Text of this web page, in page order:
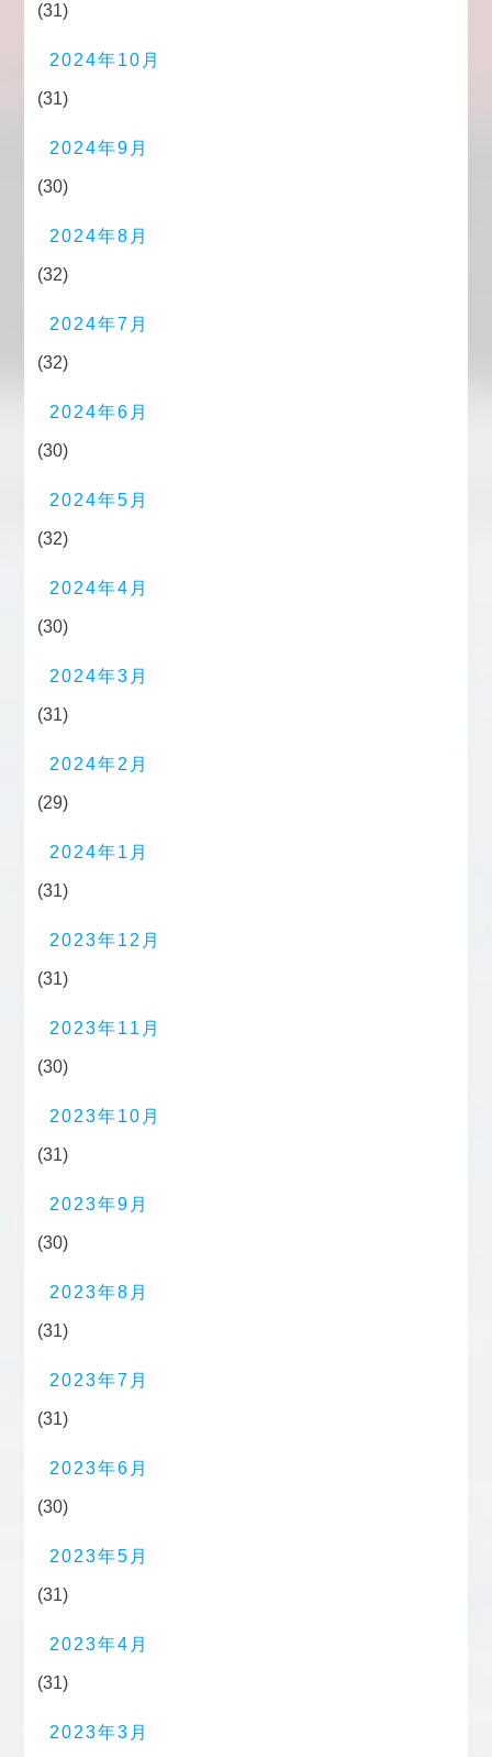
(31)
2024年10月
(31)
2024年9月
(30)
2024年8月
(32)
2024年7月
(32)
2024年6月
(30)
2024年5月
(32)
2024年4月
(30)
2024年3月
(31)
2024年2月
(29)
2024年1月
(31)
2023年12月
(31)
2023年11月
(30)
2023年10月
(31)
2023年9月
(30)
2023年8月
(31)
2023年7月
(31)
2023年6月
(30)
2023年5月
(31)
2023年4月
(31)
2023年3月